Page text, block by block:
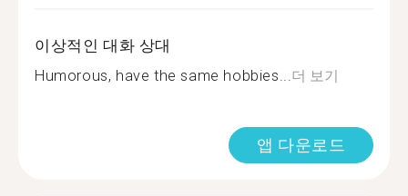
이상적인 대화 상대
Humorous, have the same hobbies... 더 보기
앱 다운로드